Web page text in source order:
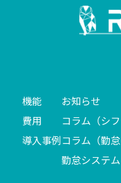
機能
費用
導入事例
お知らせ
コラム（シフ
コラム（勤怠
勤怠システム